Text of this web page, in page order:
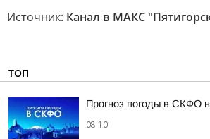
Источник: Канал в МАКС
ТОП
Прогноз погоды в СКФО
08:10